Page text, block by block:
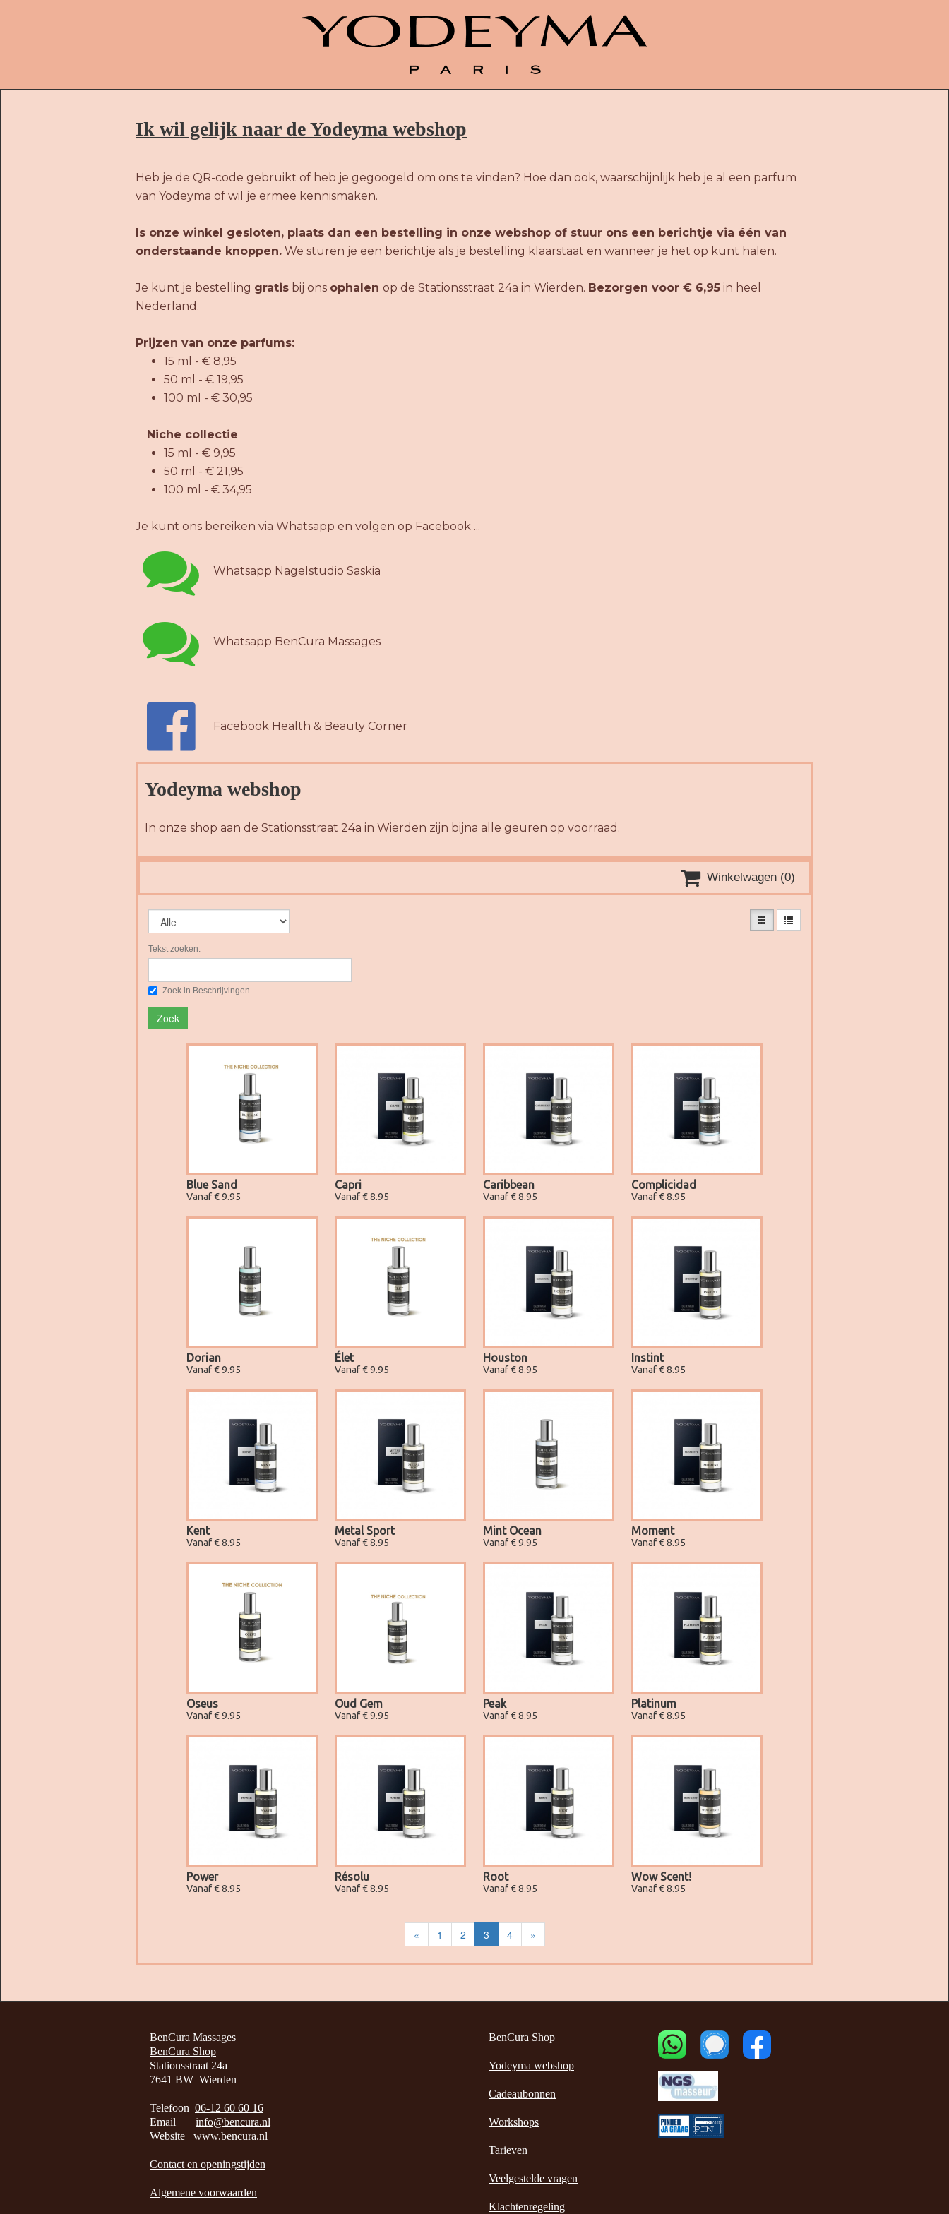
Ik wil gelijk naar de Yodeyma webshop
Heb je de QR-code gebruikt of heb je gegoogeld om ons te vinden? Hoe dan ook, waarschijnlijk heb je al een parfum
van Yodeyma of wil je ermee kennismaken.
Is onze winkel gesloten, plaats dan een bestelling in onze webshop of stuur ons een berichtje via één van
onderstaande knoppen. We sturen je een berichtje als je bestelling klaarstaat en wanneer je het op kunt halen.
Je kunt je bestelling gratis bij ons ophalen op de Stationsstraat 24a in Wierden. Bezorgen voor € 6,95 in heel
Nederland.
Prijzen van onze parfums:
15 ml - € 8,95
50 ml - € 19,95
100 ml - € 30,95
Niche collectie
15 ml - € 9,95
50 ml - € 21,95
100 ml - € 34,95
Je kunt ons bereiken via Whatsapp en volgen op Facebook ...
 Whatsapp Nagelstudio Saskia
 Whatsapp BenCura Massages
 Facebook Health & Beauty Corner
Yodeyma webshop
In onze shop aan de Stationsstraat 24a in Wierden zijn bijna alle geuren op voorraad.
 Winkelwagen (0)
Tekst zoeken:
Zoek in Beschrijvingen
Zoek
Blue Sand
Vanaf € 9.95
Capri
Vanaf € 8.95
Caribbean
Vanaf € 8.95
Complicidad
Vanaf € 8.95
Dorian
Vanaf € 9.95
Élet
Vanaf € 9.95
Houston
Vanaf € 8.95
Instint
Vanaf € 8.95
Kent
Vanaf € 8.95
Metal Sport
Vanaf € 8.95
Mint Ocean
Vanaf € 9.95
Moment
Vanaf € 8.95
Oseus
Vanaf € 9.95
Oud Gem
Vanaf € 9.95
Peak
Vanaf € 8.95
Platinum
Vanaf € 8.95
Power
Vanaf € 8.95
Résolu
Vanaf € 8.95
Root
Vanaf € 8.95
Wow Scent!
Vanaf € 8.95
« 1 2 3 4 »
BenCura Massages
BenCura Shop
Stationsstraat 24a
7641 BW Wierden
Telefoon 06-12 60 60 16
Email info@bencura.nl
Website www.bencura.nl
Contact en openingstijden
Algemene voorwaarden
BenCura Shop
Yodeyma webshop
Cadeaubonnen
Workshops
Tarieven
Veelgestelde vragen
Klachtenregeling